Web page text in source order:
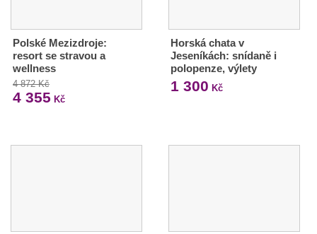
Polské Mezizdroje:
resort se stravou a
wellness
4 872 Kč
4 355 Kč
Horská chata v
Jeseníkách: snídaně i
polopenze, výlety
1 300 Kč